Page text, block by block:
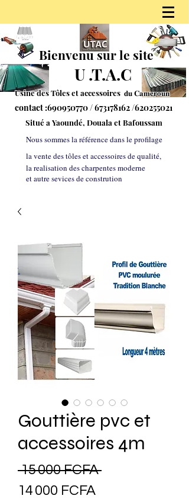
Bienvenu sur le site
U.T.A.C
Usine des Tôles et accessoires 𝐝𝐮𝐂𝐚𝐦𝐞𝐫𝐨𝐮𝐧
contact :690950770/673178162/620255021
Situé a Yaoundé, Douala et Bafoussam
Nous sommes la référence dans le profilage
la vente des tôles et accessoires de qualité,
la realisation des charpentes moderne
et autre sevices de constrution
Gouttière pvc et
accessoires 4m
15 000 FCFA Prix
14 000 FCFAPrix